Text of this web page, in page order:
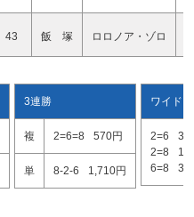
43 飯 塚 ロロノア・ゾロ
3連勝
複 2=6=8 570円
単 8-2-6 1,710円
ワイド
2=6
2=8
6=8